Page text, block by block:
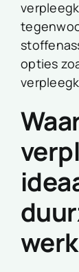
opties